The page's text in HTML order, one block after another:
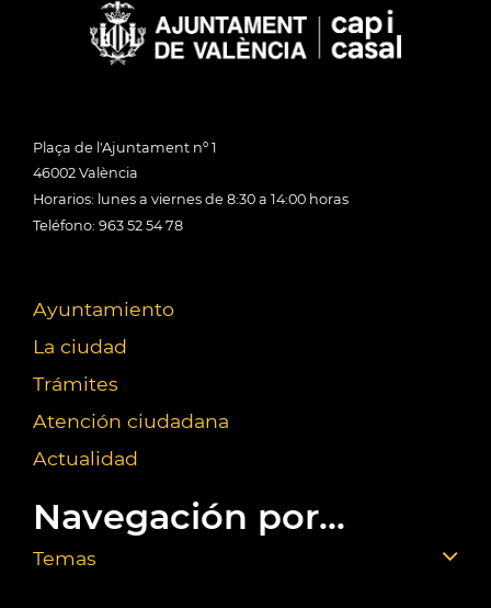
Plaça de l'Ajuntament nº 1
46002 València
Horarios: lunes a viernes de 8:30 a 14:00 horas
Teléfono: 963 52 54 78
Ayuntamiento
La ciudad
Trámites
Atención ciudadana
Actualidad
Navegación por...
Temas